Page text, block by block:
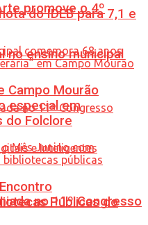
do IDEB para 7,1 e
no ensino municipal
no 11º Congresso
promove o 4º
Campo Mourão
especial em
do Folclore
Públicas do